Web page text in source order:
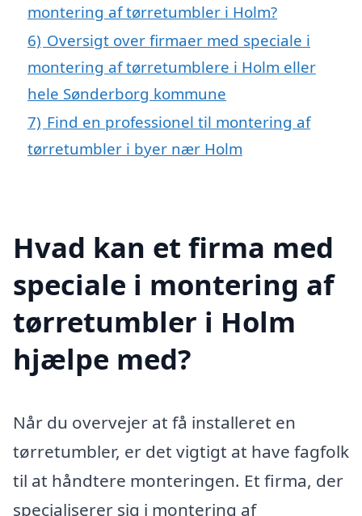
montering af tørretumbler i Holm?
6) Oversigt over firmaer med speciale i
montering af tørretumblere i Holm eller
hele Sønderborg kommune
7) Find en professionel til montering af
tørretumbler i byer nær Holm
Hvad kan et firma med
speciale i montering af
tørretumbler i Holm
hjælpe med?
Når du overvejer at få installeret en
tørretumbler, er det vigtigt at have fagfolk
til at håndtere monteringen. Et firma, der
specialiserer sig i montering af